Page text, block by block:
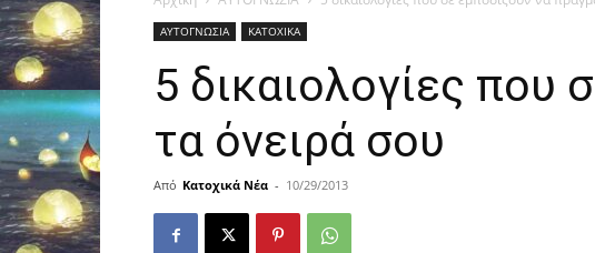
ΑΥΤΟΓΝΩΣΙΑ ΚΑΤΟΧΙΚΑ
5 δικαιολογίες που
τα όνειρά σου
Από Κατοχικά Νέα - 10/29/2013